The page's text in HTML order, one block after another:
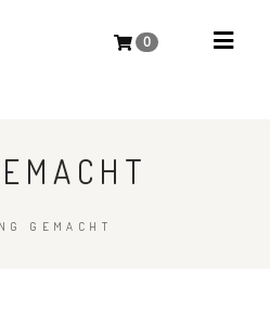
0
GEMACHT